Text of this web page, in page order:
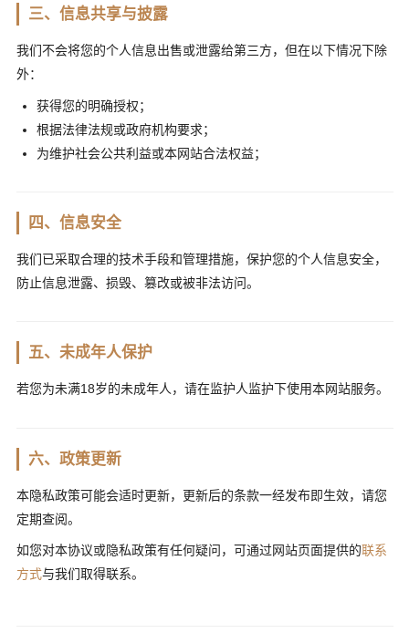
三、信息共享与披露
我们不会将您的个人信息出售或泄露给第三方，但在以下情况下除
外：
获得您的明确授权；
根据法律法规或政府机构要求；
为维护社会公共利益或本网站合法权益；
四、信息安全
我们已采取合理的技术手段和管理措施，保护您的个人信息安全，
防止信息泄露、损毁、篡改或被非法访问。
五、未成年人保护
若您为未满18岁的未成年人，请在监护人监护下使用本网站服务。
六、政策更新
本隐私政策可能会适时更新，更新后的条款一经发布即生效，请您
定期查阅。
如您对本协议或隐私政策有任何疑问，可通过网站页面提供的联系
方式与我们取得联系。